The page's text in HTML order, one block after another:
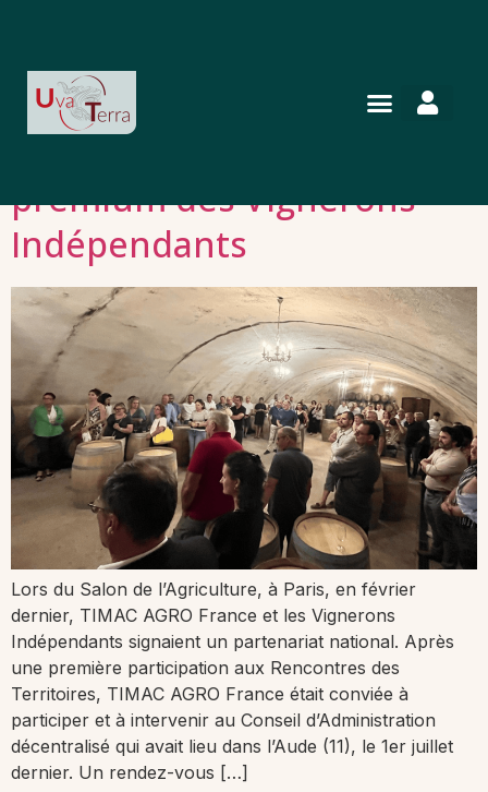
premium des Vignerons
Indépendants
Lors du Salon de l’Agriculture, à Paris, en février
dernier, TIMAC AGRO France et les Vignerons
Indépendants signaient un partenariat national. Après
une première participation aux Rencontres des
Territoires, TIMAC AGRO France était conviée à
participer et à intervenir au Conseil d’Administration
décentralisé qui avait lieu dans l’Aude (11), le 1er juillet
dernier. Un rendez-vous […]